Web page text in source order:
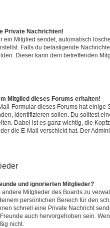
Private Nachrichten!
ein Mitglied sendet, automatisch
Falls du belästigende
Dieser kann dem betreffenden
Mitglied dieses Forums erhalten!
Formular dieses Forums hat einige
identifizieren sollen. Du solltest
Dabei ist es ganz wichtig, die
die E-Mail verschickt hat. Der
und ignorierten Mitglieder?
Mitglieder des Boards zu
persönlichen Bereich für den
schnell eine Private Nachricht
auch hervorgehoben sein.
nicht.